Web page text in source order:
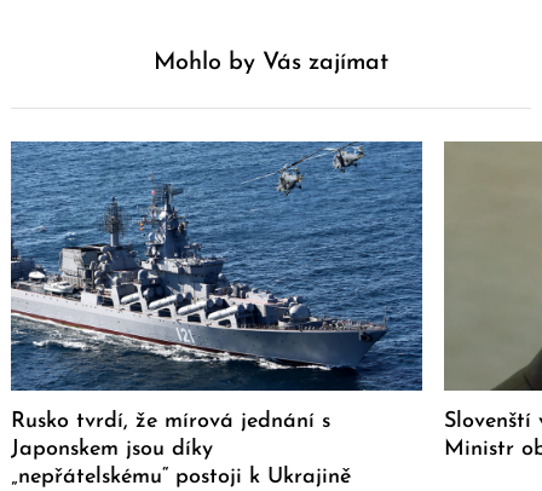
Mohlo by Vás zajímat
Rusko tvrdí, že mírová jednání s
Japonskem jsou díky
„nepřátelskému“ postoji k Ukrajině
Slovenští
Ministr